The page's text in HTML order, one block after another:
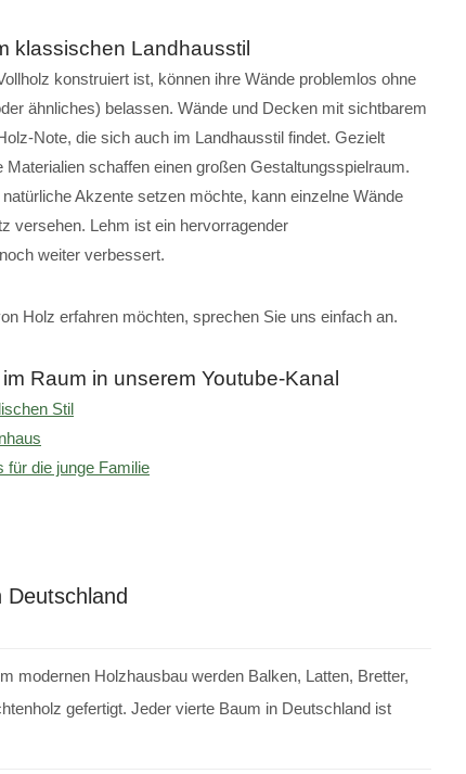
klassischen Landhausstil
konstruiert ist, können ihre Wände problemlos ohne
ähnliches) belassen. Wände und Decken mit sichtbarem
Note, die sich auch im Landhausstil findet. Gezielt
schaffen einen großen Gestaltungsspielraum.
Akzente setzen möchte, kann einzelne Wände
versehen. Lehm ist ein hervorragender
weiter verbessert.
Holz erfahren möchten, sprechen Sie uns einfach an.
Raum in unserem Youtube-Kanal
Stil
für die junge Familie
modernen Holzhausbau werden Balken, Latten, Bretter,
gefertigt. Jeder vierte Baum in Deutschland ist